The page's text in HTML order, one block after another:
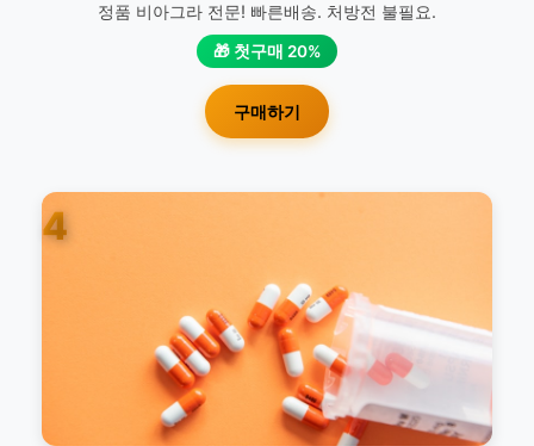
정품 비아그라 전문! 빠른배송. 처방전 불필요.
🎁 첫구매 20%
구매하기
4